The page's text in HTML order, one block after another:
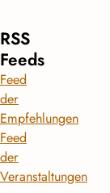
RSS
Feeds
Feed
der
Empfehlungen
Feed
der
Veranstaltungen